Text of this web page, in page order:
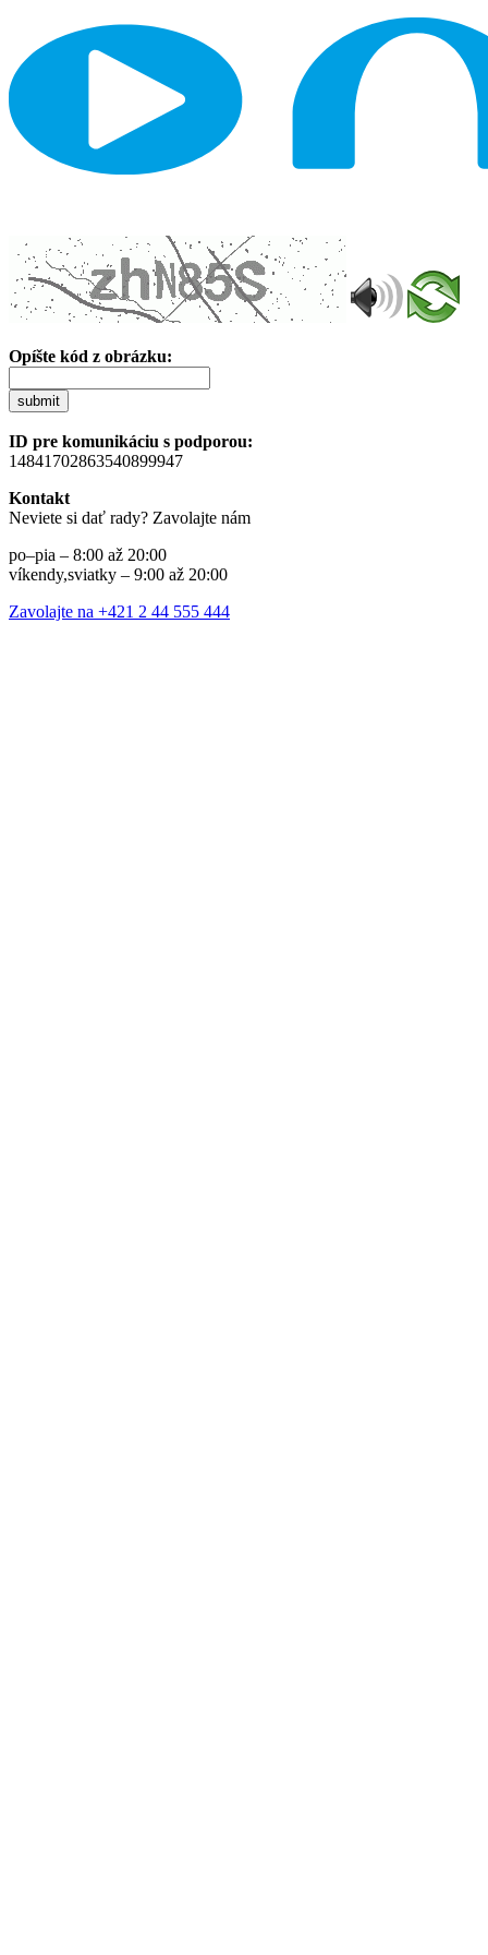
Opíšte kód z obrázku:
submit
ID pre komunikáciu s podporou:
14841702863540899947
Kontakt
Neviete si dať rady? Zavolajte nám
po–pia – 8:00 až 20:00
víkendy,sviatky – 9:00 až 20:00
Zavolajte na +421 2 44 555 444